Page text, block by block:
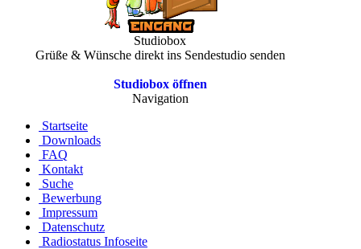
Studiobox
Grüße & Wünsche direkt ins Sendestudio senden
Studiobox öffnen
Navigation
Startseite
Downloads
FAQ
Kontakt
Suche
Bewerbung
Impressum
Datenschutz
Radiostatus Infoseite